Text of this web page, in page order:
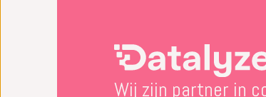
Wij zijn partner in